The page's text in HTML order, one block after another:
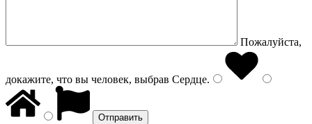
Пожалуйста,
докажите, что вы человек, выбрав Сердце.